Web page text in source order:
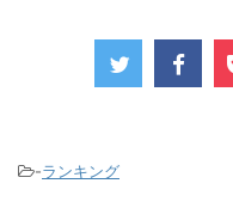
-ランキング